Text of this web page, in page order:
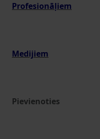
Profesionāļiem
Medijiem
Pievienoties